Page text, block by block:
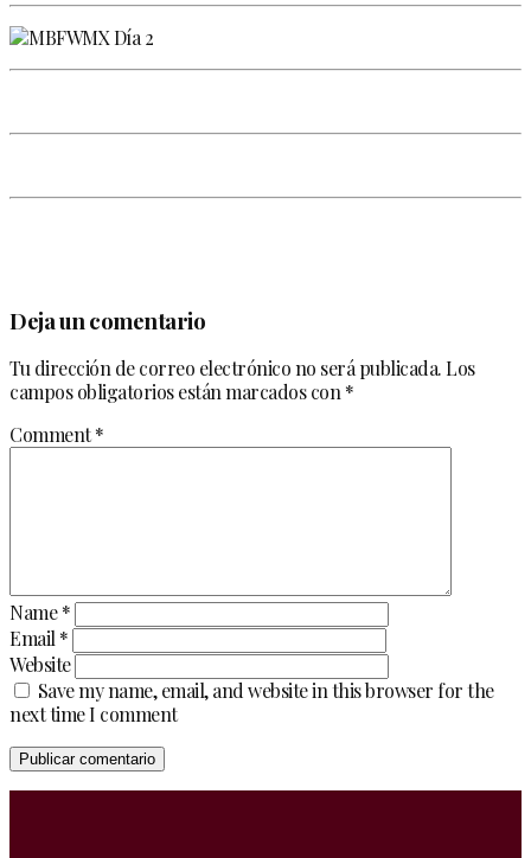
Deja un comentario
Tu dirección de correo electrónico no será publicada.Los
campos obligatorios están marcados con*
Comment*
Name*
Email*
Website
Save my name, email, and website in this browser for the
next time I comment